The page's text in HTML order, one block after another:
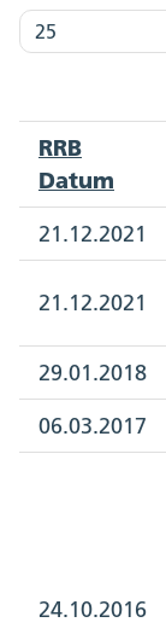
RRB
Datum
21.12.2021
21.12.2021
29.01.2018
06.03.2017
24.10.2016